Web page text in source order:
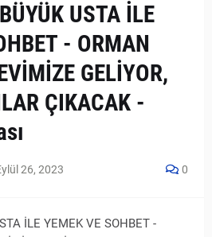
USTA İLE
- ORMAN
GELİYOR,
ÇIKACAK -
26, 2023 0
İLE YEMEK VE SOHBET -